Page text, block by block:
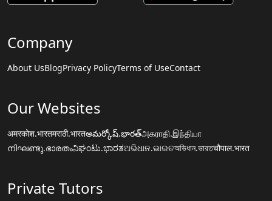
Company
About UsBlogPrivacy PolicyTerms of UseContact
Our Websites
अमरकोश.भारतमराठी.भारतఅమర్కోష్.భారత్அகராதி.இந்தியா
നിഘണ്ടു.ഭാരതംನಿಘಂಟು.ಭಾರತଅଭିଧାନ.ଭାରତঅভিধান.ভারতचौपाल.भारत
Private Tutors